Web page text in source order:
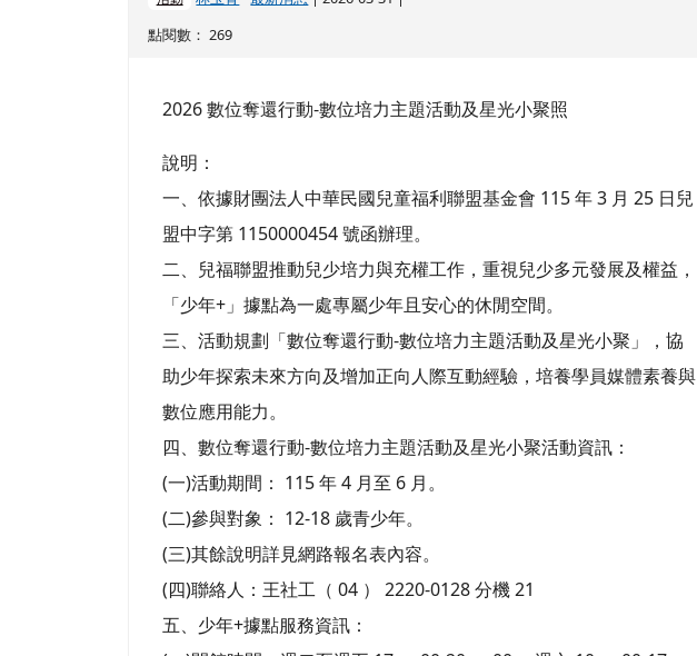
點閱數： 269
2026 數位奪還行動-數位培力主題活動及星光小聚照
說明：
一、依據財團法人中華民國兒童福利聯盟基金會 115 年 3 月 25 日兒
盟中字第 1150000454 號函辦理。
二、兒福聯盟推動兒少培力與充權工作，重視兒少多元發展及權益，
「少年+」據點為一處專屬少年且安心的休閒空間。
三、活動規劃「數位奪還行動-數位培力主題活動及星光小聚」，協
助少年探索未來方向及增加正向人際互動經驗，培養學員媒體素養與
數位應用能力。
四、數位奪還行動-數位培力主題活動及星光小聚活動資訊：
(一)活動期間： 115 年 4 月至 6 月。
(二)參與對象： 12-18 歲青少年。
(三)其餘說明詳見網路報名表內容。
(四)聯絡人：王社工（ 04 ） 2220-0128 分機 21
五、少年+據點服務資訊：